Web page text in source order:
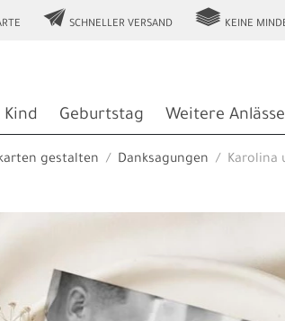
e SCHNELLER VERSAND g KEINE
Kind Geburtstag Weitere Anlässe
gestalten Danksagungen Karolina